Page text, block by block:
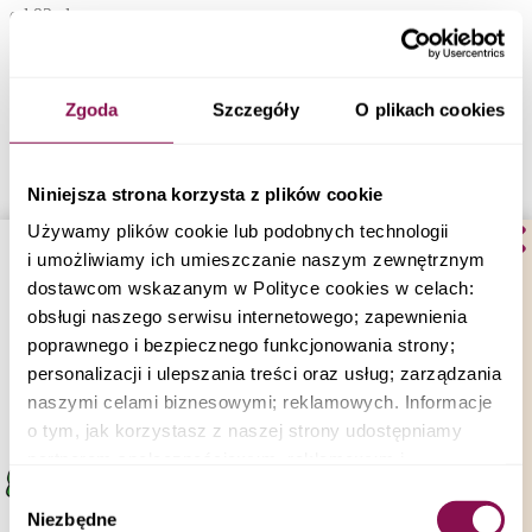
Zgoda Szczegóły O plikach cookies
Niniejsza strona korzysta z plików cookie
Używamy plików cookie lub podobnych technologii
i umożliwiamy ich umieszczanie naszym zewnętrznym
dostawcom wskazanym w Polityce cookies w celach:
obsługi naszego serwisu internetowego; zapewnienia
poprawnego i bezpiecznego funkcjonowania strony;
personalizacji i ulepszania treści oraz usług; zarządzania
naszymi celami biznesowymi; reklamowych. Informacje
o tym, jak korzystasz z naszej strony udostępniamy
informacje z innymi danymi otrzymanymi od Ciebie lub
Wybór
zgody
Niezbędne
od 92 zł
Dowiedz się więcej
Zamów dietę